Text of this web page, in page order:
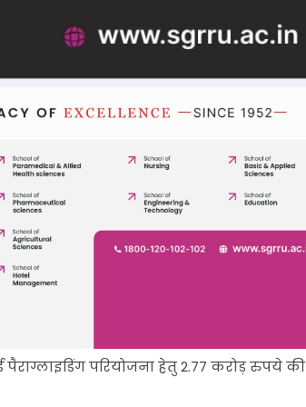
परियोजना हेतु 2.77 करोड़ रुपये की